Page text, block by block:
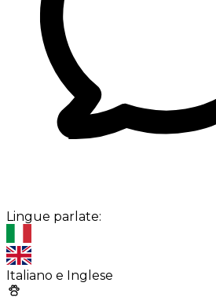
Lingue parlate:
Italiano e Inglese